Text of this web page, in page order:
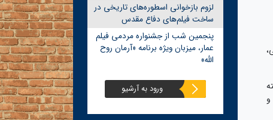
لزوم بازخوانی اسطوره‌های تاریخی در
ساخت فیلم‌های دفاع مقدس
پنجمین شب از جشنواره مردمی فیلم
عمار، میزبان ویژه برنامه «آرمان روح
الله»
ورود به آرشیو